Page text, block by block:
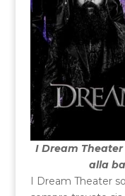
I Dream
alla
I Dream Theater